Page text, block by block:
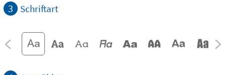
3 Schriftart